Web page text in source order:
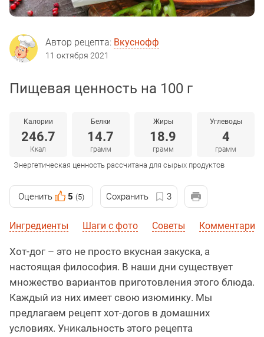
Автор рецепта: Вкуснофф
11 октября 2021
Пищевая ценность на 100 г
Калории
246.7
Ккал
Белки
14.7
грамм
Жиры
18.9
грамм
Углеводы
4
грамм
Энергетическая ценность рассчитана для сырых продуктов
Оценить 5 (5) Сохранить 3
Ингредиенты Шаги с фото Советы Комментарии
Хот-дог – это не просто вкусная закуска, а
настоящая философия. В наши дни существует
множество вариантов приготовления этого блюда.
Каждый из них имеет свою изюминку. Мы
предлагаем рецепт хот-догов в домашних
условиях. Уникальность этого рецепта